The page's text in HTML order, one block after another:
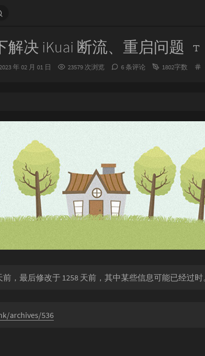
解决 iKuai 断流、重启问题
发
年 02 月 01 日 23579 次浏览 6 条评论 1802字数
，最后修改于 1258 天前，其中某些信息可能已经过时
archives/536